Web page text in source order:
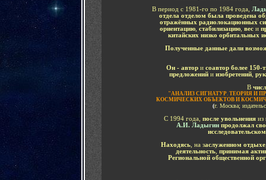
В период с 1981-го по 1984 года,
отдела отделом была проведена
отражённых радиолокационных
ориентацию стабилизацию вес и
китайских низко орбитальных
Полученные данные дали
Он - автор и соавтор более
предложений и изобретений
В
"АНАЛИЗ СИГНАТУР. ТЕОРИЯ И
КОСМИЧЕСКИХ ОБЪЕКТОВ И
(г. Москва;
С 1994 года,
после увольнения из
А.И. Ладыгин продолжал
Находясь , на заслуженном отдыхе
деятельность принимая
Региональной общественной